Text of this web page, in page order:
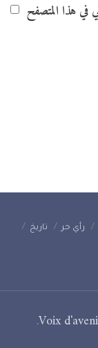
في هذا المتصفح
رأي حر
تاريخ
Voix
.